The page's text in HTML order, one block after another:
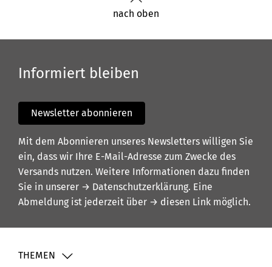
nach oben
Informiert bleiben
Newsletter abonnieren
Mit dem Abonnieren unseres Newsletters willigen Sie
ein, dass wir Ihre E-Mail-Adresse zum Zwecke des
Versands nutzen. Weitere Informationen dazu finden
Sie in unserer → Datenschutzerklärung. Eine
Abmeldung ist jederzeit über → diesen Link möglich.
THEMEN